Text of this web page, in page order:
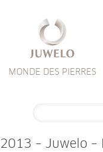
MONDE DES PIERRES
– Juwelo –